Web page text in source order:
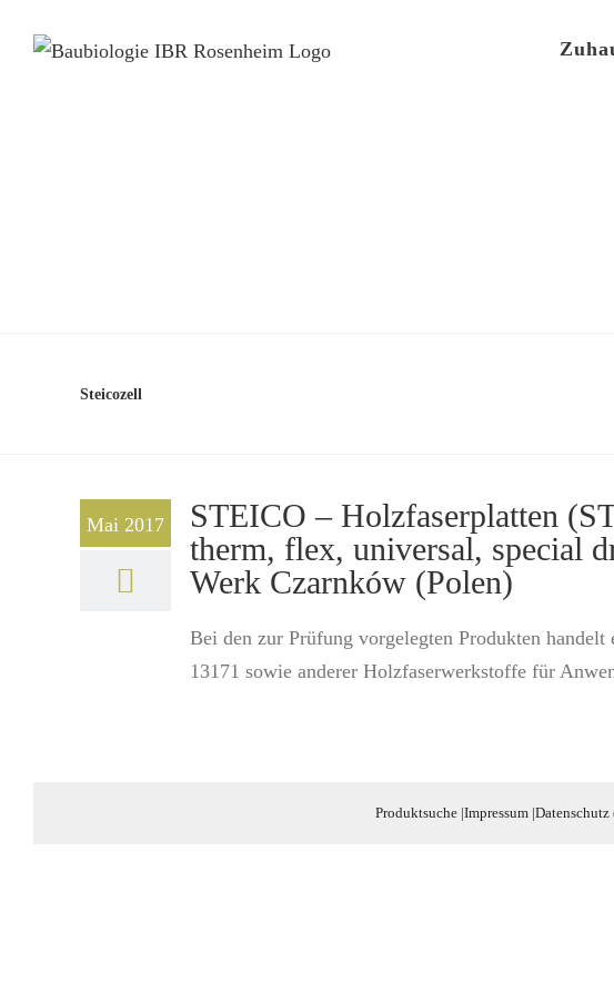
Steicozell
Mai 2017
STEICO – Holzfaserplatten
therm, flex, universal, special
Werk Czarnków (Polen)
Bei den zur Prüfung vorgelegten Produkten
13171 sowie anderer Holzfaserwerkstoffe für
Produktsuche|Impressum|Datenschutz